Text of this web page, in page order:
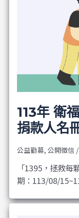
113年 衛
捐款人名
公益勸募,公開徵信 /
「1395，拯救
期：113/08/